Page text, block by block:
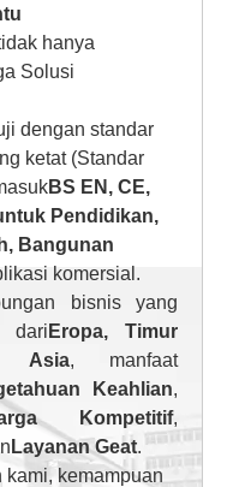
hanya
Solusi
dengan standar
ketat (Standar
BS EN, CE,
Pendidikan,
Bangunan
komersial.
bisnis yang
dari Eropa, Timur
Asia, manfaat
Keahlian,
Kompetitif,
Layanan Geat.
kemampuan